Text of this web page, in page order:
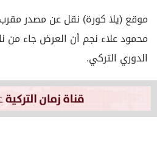
موقع (يلا كورة) نقل عن مصدر
محمود علاء نجم أن العرض جاء
الدوري التركي.
وقال مرتضى منصور على هامش
الأندية، أمس الثلاثاء، “لن يلعب